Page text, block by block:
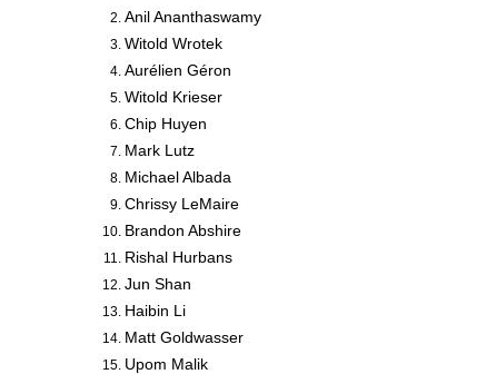
Anil Ananthaswamy
Witold Wrotek
Aurélien Géron
Witold Krieser
Chip Huyen
Mark Lutz
Michael Albada
Chrissy LeMaire
Brandon Abshire
Rishal Hurbans
Jun Shan
Haibin Li
Matt Goldwasser
Upom Malik